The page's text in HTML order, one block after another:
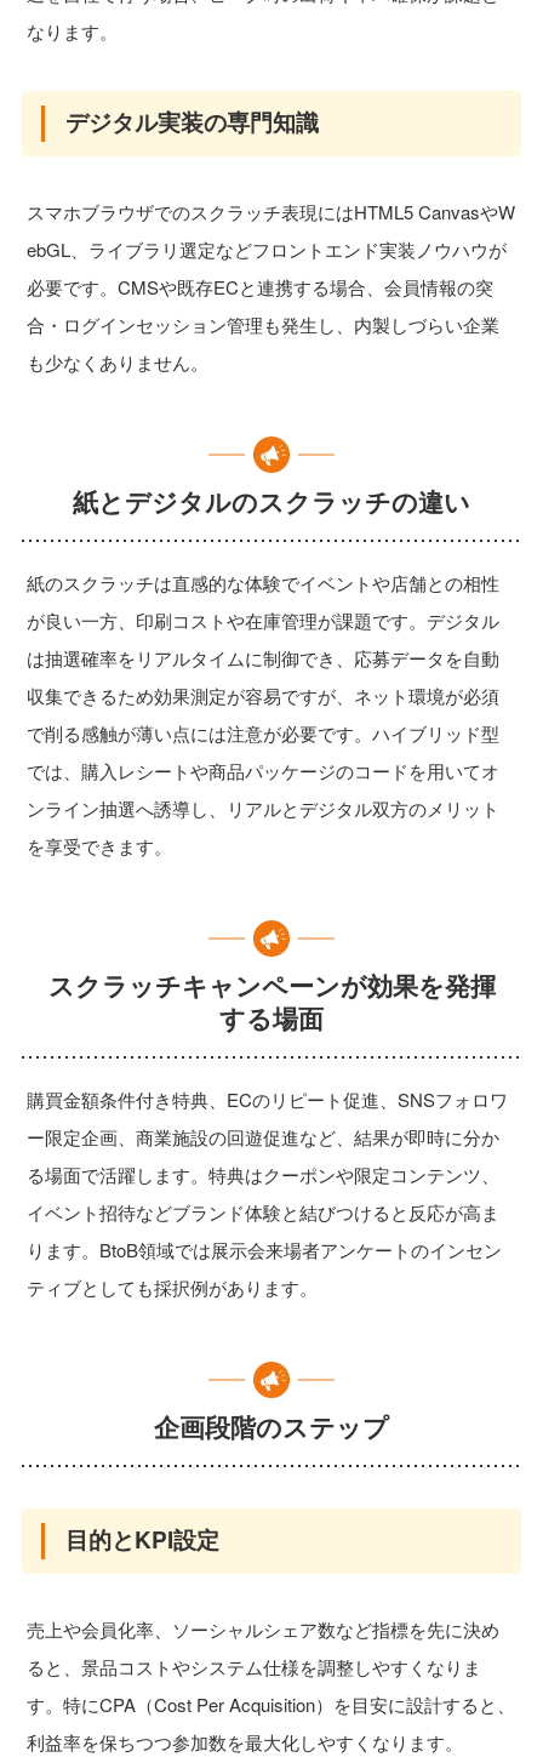
なります。
デジタル実装の専門知識
スマホブラウザでのスクラッチ表現にはHTML5 CanvasやW
ebGL、ライブラリ選定などフロントエンド実装ノウハウが
必要です。CMSや既存ECと連携する場合、会員情報の突
合・ログインセッション管理も発生し、内製しづらい企業
も少なくありません。
紙とデジタルのスクラッチの違い
紙のスクラッチは直感的な体験でイベントや店舗との相性
が良い一方、印刷コストや在庫管理が課題です。デジタル
は抽選確率をリアルタイムに制御でき、応募データを自動
収集できるため効果測定が容易ですが、ネット環境が必須
で削る感触が薄い点には注意が必要です。ハイブリッド型
では、購入レシートや商品パッケージのコードを用いてオ
ンライン抽選へ誘導し、リアルとデジタル双方のメリット
を享受できます。
スクラッチキャンペーンが効果を発揮
する場面
購買金額条件付き特典、ECのリピート促進、SNSフォロワ
ー限定企画、商業施設の回遊促進など、結果が即時に分か
る場面で活躍します。特典はクーポンや限定コンテンツ、
イベント招待などブランド体験と結びつけると反応が高ま
ります。BtoB領域では展示会来場者アンケートのインセン
ティブとしても採択例があります。
企画段階のステップ
目的とKPI設定
売上や会員化率、ソーシャルシェア数など指標を先に決め
ると、景品コストやシステム仕様を調整しやすくなりま
す。特にCPA（Cost Per Acquisition）を目安に設計すると、
利益率を保ちつつ参加数を最大化しやすくなります。